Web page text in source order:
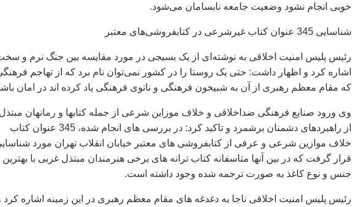
خوبی انجام نشود وضعیت جامعه نابسامان می‌شود.
شناسایی 345 عنوان کتاب غیرشرعی در کتابفروشی‌های معتبر
رئیس پلیس امنیت اخلاقی به نوشته‌ای از یک بسیجی در مورد مقایسه بین جنگ نرم و
اشاره کرد و اظهار داشت: حتی یک روستا را در کشور نمی‌توان نام برد که از تهاجم
که مقام معظم رهبری از آن به شبیخون فرهنگی و ناتوی فرهنگی یاد کرده اند در امان
وی ورود صنایع فرهنگی ضداخلاقی و خلاف موزاین شرعی از جمله کتابها و رمانهان
از راهبردهای دشمنان برشمرد و تاکید کرد: در بررسی های انجام شده، 345 عنوان کتاب
خلاف موازین شرعی و عرفی از کتابفروشی های معتبر خیابان انقلاب تهران مورد
قرار گرفت که در بین آنها متاسفانه کتاب ترانه های برخی هنرمندان مبتذل غربی با بهترین
جنس و نوع کاغذ به صورت ترجمه شده وجود داشته است.
رئیس پلیس امنیت اخلاقی ناجا به دغدغه های مقام معظم رهبری در این زمینه اشاره کرد